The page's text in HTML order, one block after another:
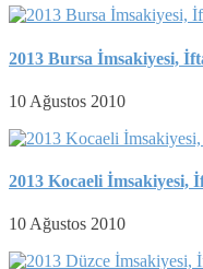
2013 Bursa İmsakiyesi,
10 Ağustos 2010
2013 Kocaeli İmsakiyesi,
10 Ağustos 2010